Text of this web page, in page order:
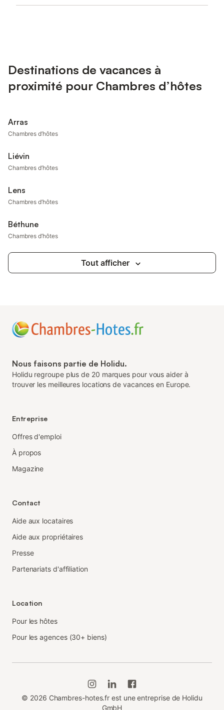
Destinations de vacances à
proximité pour Chambres d’hôtes
Arras
Chambres d’hôtes
Liévin
Chambres d’hôtes
Lens
Chambres d’hôtes
Béthune
Chambres d’hôtes
Tout afficher
Nous faisons partie de Holidu.
Holidu regroupe plus de 20 marques pour vous aider à
trouver les meilleures locations de vacances en Europe.
Entreprise
Offres d'emploi
À propos
Magazine
Contact
Aide aux locataires
Aide aux propriétaires
Presse
Partenariats d'affiliation
Location
Pour les hôtes
Pour les agences (30+ biens)
© 2026 Chambres-hotes.fr est une entreprise de Holidu
GmbH